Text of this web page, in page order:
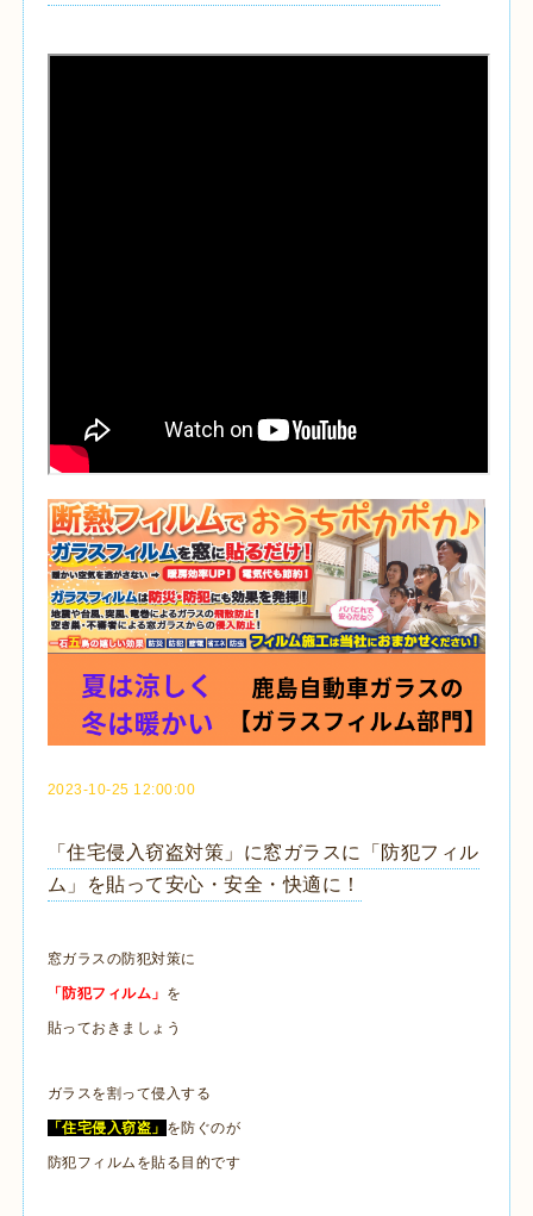
2023-10-25 12:00:00
「住宅侵入窃盗対策」に窓ガラスに「防犯フィル
ム」を貼って安心・安全・快適に！
窓ガラスの防犯対策に
「防犯フィルム」 を
貼っておきましょう
ガラスを割って侵入する
「住宅侵入窃盗」 を防ぐのが
防犯フィルムを貼る目的です